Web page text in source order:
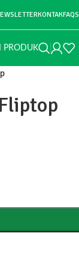
KONTAKFAQS
PRODUK